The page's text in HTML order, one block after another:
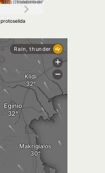
protoselida